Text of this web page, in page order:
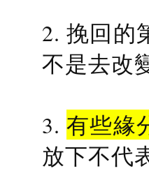
2. 挽回的
不是去改
3.有些緣
放下不代